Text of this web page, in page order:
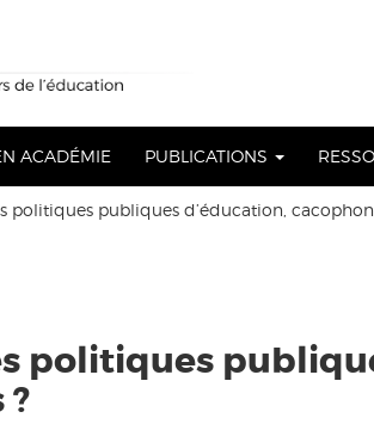
ACADÉMIE PUBLICATIONS
politiques publiques d’éducation,
politiques